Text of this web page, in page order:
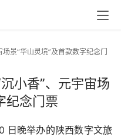
景“华山灵境”及首款数字纪念门
小香”、元宇宙场
纪念门票
日晚举办的陕西数字文旅